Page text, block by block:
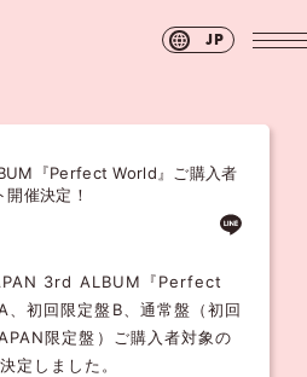
JP
『Perfect World』ご購入者
催決定！
3rd ALBUM『Perfect
初回限定盤B、通常盤（初回
限定盤）ご購入者対象の
定しました。